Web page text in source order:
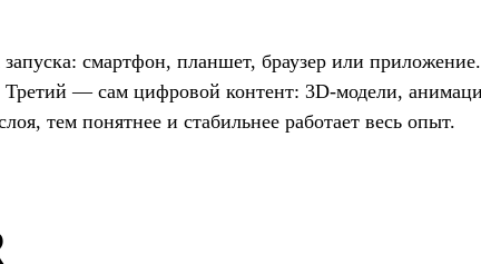
смартфон, планшет, браузер или
Третий — сам цифровой контент: 3D-модели,
тем понятнее и стабильнее работает весь опыт.